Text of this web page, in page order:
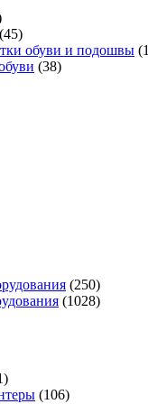
(45)
обуви и подошвы
(38)
(250)
(1028)
(106)